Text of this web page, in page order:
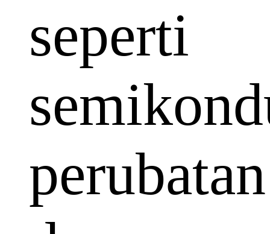
seperti
perubatan